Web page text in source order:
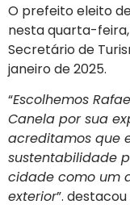
O prefeito eleito
nesta quarta-feira,
Secretário de
janeiro de 2025.
“Escolhemos
Canela por sua
acreditamos que
sustentabilidade
cidade como um
exterior”.